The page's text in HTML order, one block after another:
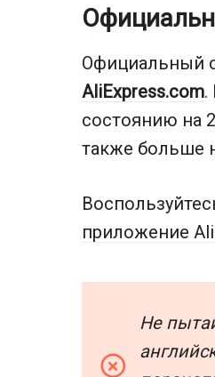
Официальный
AliExpress.com.
состоянию на
также больше
приложение
Не